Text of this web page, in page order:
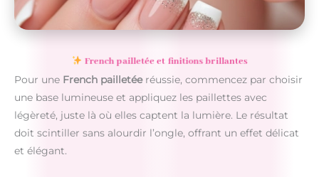
French pailletée et finitions brillantes
Pour une French pailletéeréussie, commencez par choisir
une base lumineuse et appliquez les paillettes avec
légèreté, juste là où elles captent la lumière. Le résultat
doit scintiller sans alourdir l’ongle, offrant un effet délicat
et élégant.